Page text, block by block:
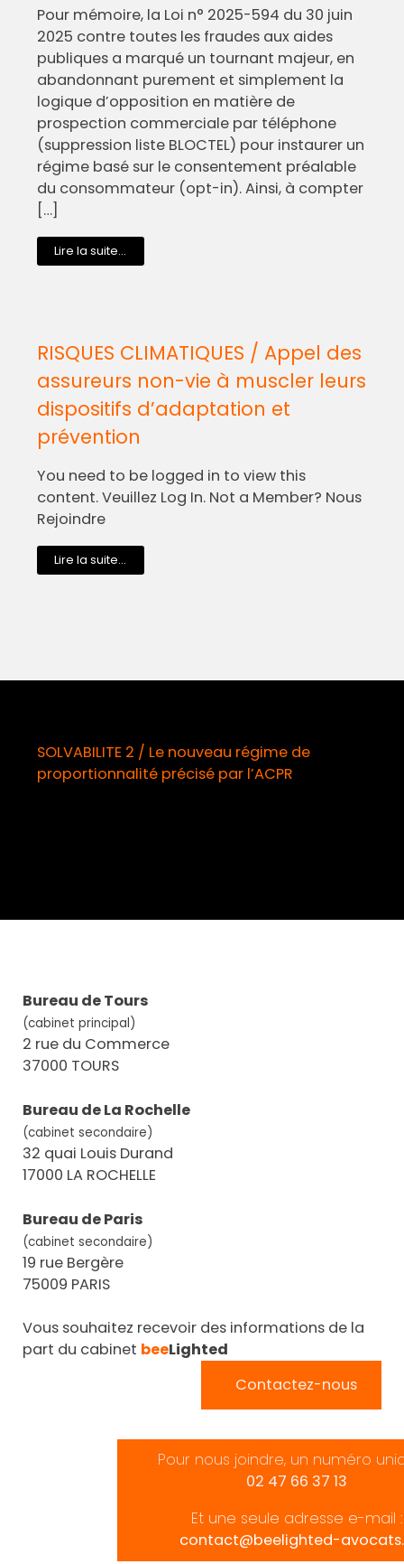
Pour mémoire, la Loi n° 2025-594 du 30 juin
2025 contre toutes les fraudes aux aides
publiques a marqué un tournant majeur, en
abandonnant purement et simplement la
logique d’opposition en matière de
prospection commerciale par téléphone
(suppression liste BLOCTEL) pour instaurer un
régime basé sur le consentement préalable
du consommateur (opt-in). Ainsi, à compter
[…]
Lire la suite...
RISQUES CLIMATIQUES / Appel des
assureurs non-vie à muscler leurs
dispositifs d’adaptation et
prévention
You need to be logged in to view this
content. Veuillez Log In. Not a Member? Nous
Rejoindre
Lire la suite...
SOLVABILITE 2 / Le nouveau régime de
proportionnalité précisé par l’ACPR
Bureau de Tours
(cabinet principal)
2 rue du Commerce
37000 TOURS
Bureau de La Rochelle
(cabinet secondaire)
32 quai Louis Durand
17000 LA ROCHELLE
Bureau de Paris
(cabinet secondaire)
19 rue Bergère
75009 PARIS
Vous souhaitez recevoir des informations de la
part du cabinet beeLighted
Contactez-nous
Pour nous joindre, un numéro
02 47 66 37 13
Et une seule adresse e-mail :
contact@beelighted-